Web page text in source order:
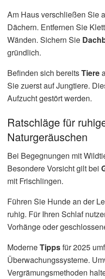
Am Haus verschließen Sie
Dächern. Entfernen Sie
Wänden. Sichern Sie
gründlich.
Befinden sich bereitsTiere
Sie zuerst auf Jungtiere.
Aufzucht gestört werden.
Ratschläge für
Naturgeräuschen
Bei Begegnungen mit
Besondere Vorsicht gilt bei
mit Frischlingen.
Führen Sie Hunde an der
ruhig. Für Ihren Schlaf
Vorhänge oder
ModerneTippsfür 2025
Überwachungssysteme.
Vergrämungsmethoden